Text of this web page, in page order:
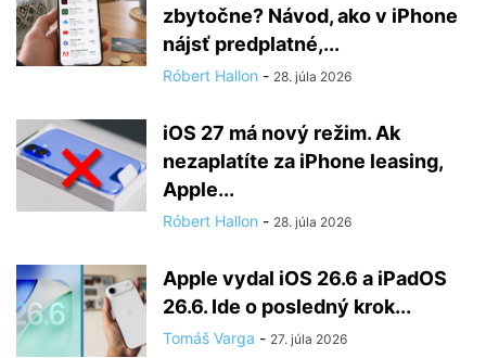
zbytočne? Návod, ako v iPhone
nájsť predplatné,...
Róbert Hallon - 28. júla 2026
iOS 27 má nový režim. Ak
nezaplatíte za iPhone leasing,
Apple...
Róbert Hallon - 28. júla 2026
Apple vydal iOS 26.6 a iPadOS
26.6. Ide o posledný krok...
Tomáš Varga - 27. júla 2026